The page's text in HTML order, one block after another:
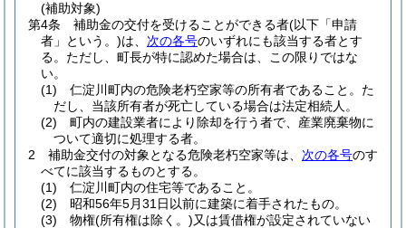
(補助対象)
第4条
補助金の交付を受けることができる者(以下「申請
者」という。)は、 次の各号のいずれにも該当する者とす
る。 ただし、町長が特に認めた場合は、この限りではな
い。
(1)
仁淀川町内の危険老朽空家等の所有者であること。 た
だし、当該所有者が死亡している場合は法定相続人。
(2)
町内の建設業者により除却を行う者で、産業廃棄物に
ついて適切に処理する者。
2
補助金交付の対象となる危険老朽空家等は、 次の各号のす
べてに該当するものとする。
(1)
仁淀川町内の住宅等であること。
(2)
昭和56年5月31日以前に建築に着手されたもの。
(3)
物権(所有権は除く。)又は賃借権が設定されていない